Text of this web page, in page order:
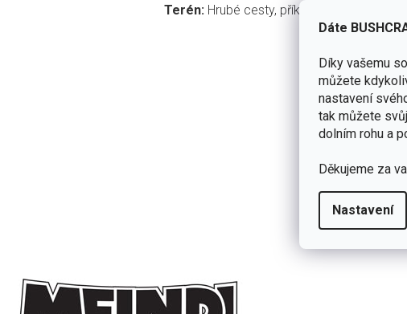
Dáte
Díky vašemu
můžete
nastavení
tak můžete
dolním rohu a
Děkujeme za
Nastavení
Terén: Hrubé cesty, příkré horské stezky